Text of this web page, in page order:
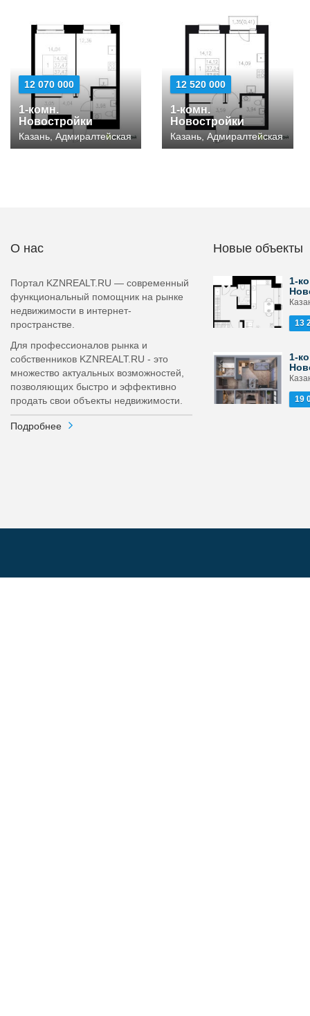
12 070 000
1-комн.
Новостройки
Казань, Адмиралтейская
12 520 000
1-комн.
Новостройки
Казань, Адмиралтейская
О нас
Портал KZNREALT.RU — современный
функциональный помощник на рынке
недвижимости в интернет-
пространстве.
Для профессионалов рынка и
собственников KZNREALT.RU - это
множество актуальных возможностей,
позволяющих быстро и эффективно
продать свои объекты недвижимости.
Подробнее
Новые объекты
1-
13
1-
19